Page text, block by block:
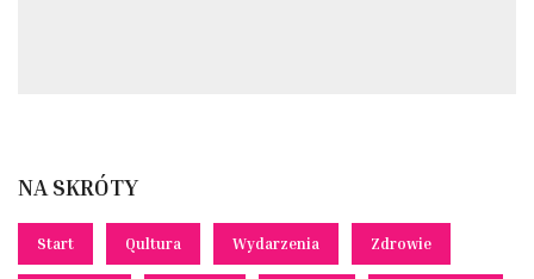
NA SKRÓTY
Start Qultura Wydarzenia Zdrowie